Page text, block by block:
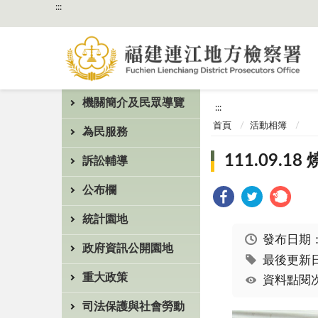
:::
機關簡介及民眾導覽
為民服務
訴訟輔導
公布欄
統計園地
政府資訊公開園地
重大政策
司法保護與社會勞動
:::
首頁 活動相簿
111.09.18
發布日期
最後更新
資料點閱